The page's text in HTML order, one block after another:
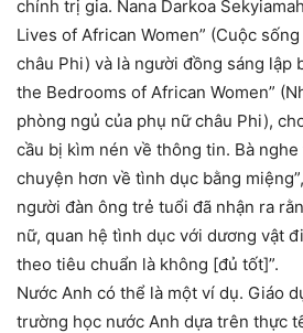
chính trị gia. Nana Darkoa
Lives of African Women” (Cuộc
châu Phi) và là người đồng sáng lập
the Bedrooms of African Women”
phòng ngủ của phụ nữ châu Phi),
cầu bị kìm nén về thông tin. Bà
chuyện hơn về tình dục bằng
người đàn ông trẻ tuổi đã nhận ra
nữ, quan hệ tình dục với dương vật
theo tiêu chuẩn là không [đủ tốt]”.
Nước Anh có thể là một ví dụ. Giáo
trường học nước Anh dựa trên thực